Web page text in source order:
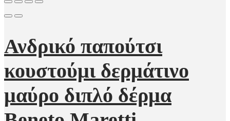
Ανδρικό παπούτσι
κουστούμι δερμάτινο
μαύρο διπλό δέρμα